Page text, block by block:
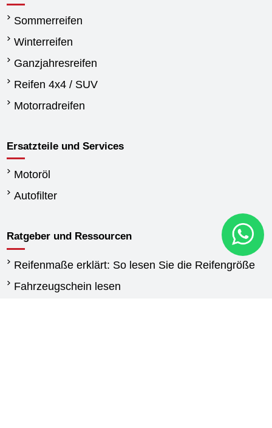
Sommerreifen
Winterreifen
Ganzjahresreifen
Reifen 4x4 / SUV
Motorradreifen
Ersatzteile und Services
Motoröl
Autofilter
Ratgeber und Ressourcen
Reifenmaße erklärt: So lesen Sie die Reifengröße
Fahrzeugschein lesen